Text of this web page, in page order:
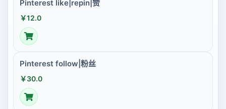
Pinterest like|repin|赞
￥12.0
Pinterest follow|粉丝
￥30.0